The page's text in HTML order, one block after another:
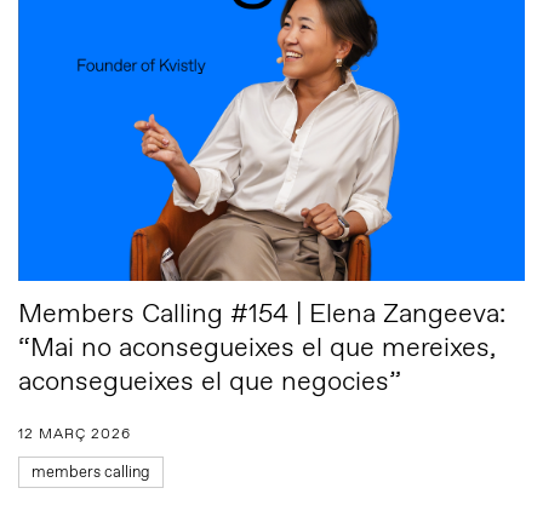
Members Calling #154 | Elena Zangeeva:
“Mai no aconsegueixes el que mereixes,
aconsegueixes el que negocies”
12 MARÇ 2026
members calling